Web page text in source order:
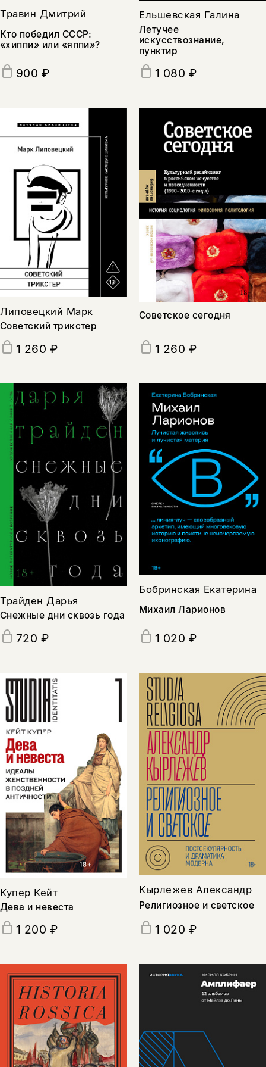
Травин Дмитрий
Кто победил СССР:
«хиппи» или «яппи»?
900 ₽
Ельшевская Галина
Летучее
искусствознание,
пунктир
1 080 ₽
Липовецкий Марк
Советский трикстер
1 260 ₽
Советское сегодня
1 260 ₽
Трайден Дарья
Снежные дни сквозь года
720 ₽
Бобринская Екатерина
Михаил Ларионов
1 020 ₽
Купер Кейт
Дева и невеста
1 200 ₽
Кырлежев Александр
Религиозное и светское
1 020 ₽
подписаться
подписаться
нет, вернуться назад